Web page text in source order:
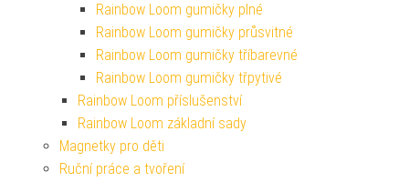
Rainbow Loom gumičky plné
Rainbow Loom gumičky průsvitné
Rainbow Loom gumičky tříbarevné
Rainbow Loom gumičky třpytivé
Rainbow Loom příslušenství
Rainbow Loom základní sady
Magnetky pro děti
Ruční práce a tvoření